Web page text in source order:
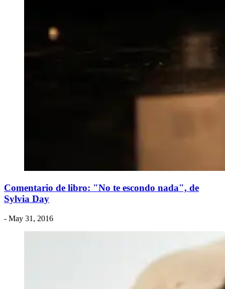
Comentario de libro: "No te escondo nada", de
Sylvia Day
- May 31, 2016